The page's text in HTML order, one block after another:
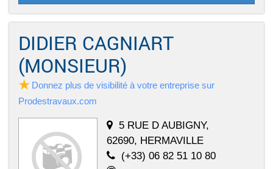
DIDIER CAGNIART
(MONSIEUR)
Donnez plus de visibilité à votre entreprise sur
Prodestravaux.com
5 RUE D AUBIGNY,
62690, HERMAVILLE
(+33) 06 82 51 10 80